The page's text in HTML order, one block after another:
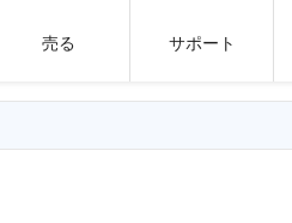
売る サポート